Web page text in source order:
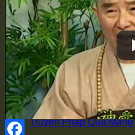
Đi học ở Từ Đường
Có Duyên Với Phật
Vì Sao Xuất Gia
Bí Quyết Giảng Kinh
Học Tập Sư Thừa
Đồng Tham Đạo Hữu
Truyền Pháp Qua Mạng